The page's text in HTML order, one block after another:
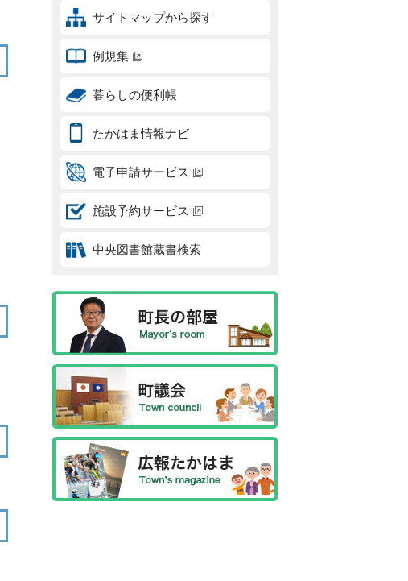
サイトマップから探す
例規集
暮らしの便利帳
たかはま情報ナビ
電子申請サービス
施設予約サービス
中央図書館蔵書検索